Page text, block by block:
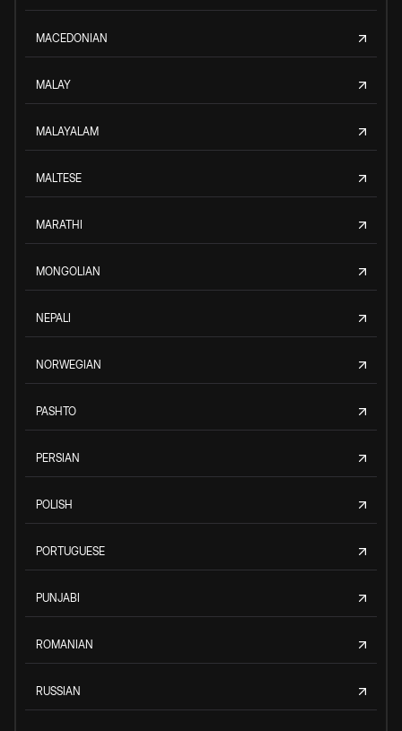
MACEDONIAN
MALAY
MALAYALAM
MALTESE
MARATHI
MONGOLIAN
NEPALI
NORWEGIAN
PASHTO
PERSIAN
POLISH
PORTUGUESE
PUNJABI
ROMANIAN
RUSSIAN